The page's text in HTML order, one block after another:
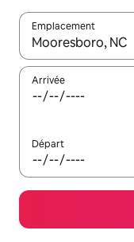
Emplacement
Quand les
Arrivée
Départ